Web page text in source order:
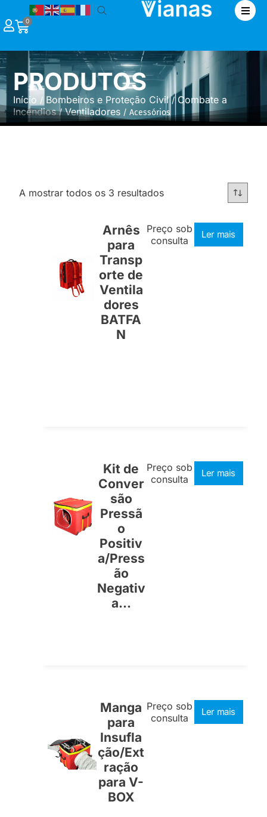
0
PRODUTOS
Início / Bombeiros e Proteção Civil/ Combate a
Incêndios/Ventiladores / Acessórios
A mostrar todos os 3 resultados
Arnês
para
Transp
orte de
Ventila
dores
BATFA
N
Preço sob
consulta
Ler mais
Kit de
Conver
são
Pressã
o
Positiv
a/Press
ão
Negativ
a...
Preço sob
consulta
Ler mais
Manga
para
Insufla
ção/Ext
ração
para V-
BOX
Preço sob
consulta
Ler mais